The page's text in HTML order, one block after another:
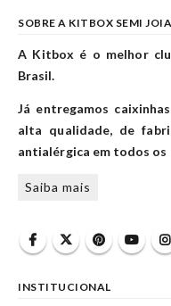
SOBRE A KITBOX SEMI
A Kitbox é o melhor
Brasil.
Já entregamos
alta qualidade, de
antialérgica em todos os
Saiba mais
INSTITUCIONAL